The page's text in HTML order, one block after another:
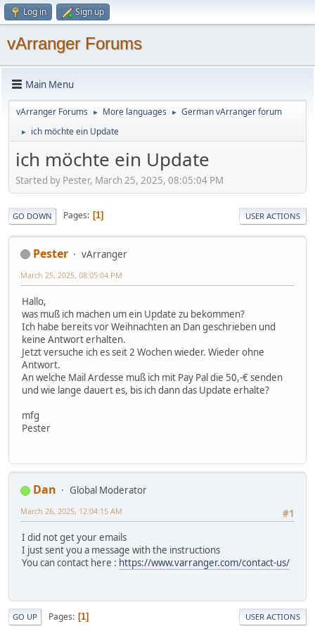
Log in Sign up
vArranger Forums
Main Menu
vArranger Forums ► More languages ► German vArranger forum
► ich möchte ein Update
ich möchte ein Update
Started by Pester, March 25, 2025, 08:05:04 PM
GO DOWN Pages 1 USER ACTIONS
Pester vArranger
March 25, 2025, 08:05:04 PM
Hallo,
was muß ich machen um ein Update zu bekommen?
Ich habe bereits vor Weihnachten an Dan geschrieben und
keine Antwort erhalten.
Jetzt versuche ich es seit 2 Wochen wieder. Wieder ohne
Antwort.
An welche Mail Ardesse muß ich mit Pay Pal die 50,-€ senden
und wie lange dauert es, bis ich dann das Update erhalte?
mfg
Pester
Dan
Global Moderator
#1
March 26, 2025, 12:04:15 AM
I did not get your emails
I just sent you a message with the instructions
You can contact here : https://www.varranger.com/contact-us/
GO UP Pages 1 USER ACTIONS